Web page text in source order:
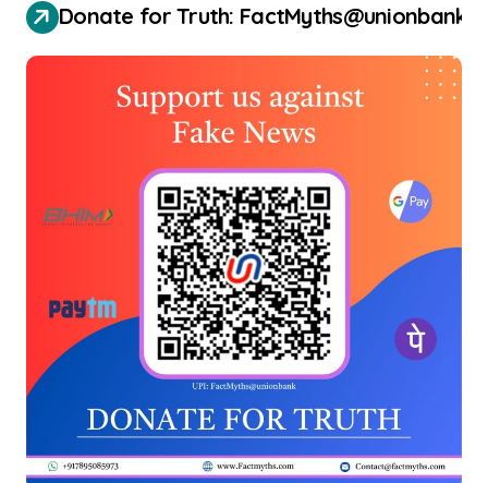
Donate for Truth: FactMyths@unionbank